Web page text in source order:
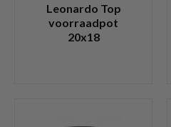
Leonardo Top
voorraadpot
20x18